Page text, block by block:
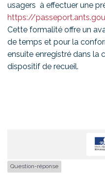
usagers à effectuer une
https://
Cette formalité offre un
de temps et pour la
ensuite enregistré dans la
dispositif de recueil.
Question-réponse